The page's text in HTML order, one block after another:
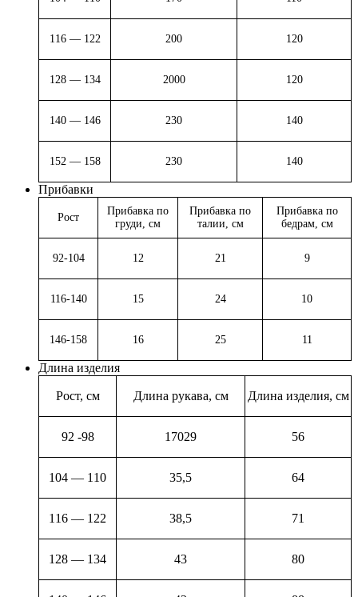
116 — 122 200 120
128 — 134 2000 120
140 — 146 230 140
152 — 158 230 140
Прибавки
Рост
Прибавка по
груди, см
Прибавка по
талии, см
Прибавка по
бедрам, см
92-104 12 21 9
116-140 15 24 10
146-158 16 25 11
Длина изделия
Рост, см Длина рукава, см Длина изделия, см
92 -98 17029 56
104 — 110 35,5 64
116 — 122 38,5 71
128 — 134 43 80